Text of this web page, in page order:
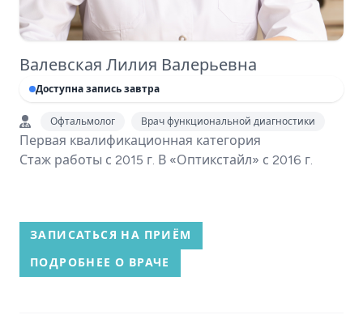
Валевская Лилия Валерьевна
Доступна запись завтра
Офтальмолог Врач функциональной диагностики
Первая квалификационная категория
Стаж работы с 2015 г. В «Оптикстайл» с 2016 г.
ЗАПИСАТЬСЯ НА ПРИЁМ
ПОДРОБНЕЕ О ВРАЧЕ